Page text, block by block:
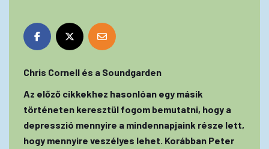
Chris Cornell és a Soundgarden
Az előző cikkekhez hasonlóan egy másik
történeten keresztül fogom bemutatni, hogy a
depresszió mennyire a mindennapjaink része lett,
hogy mennyire veszélyes lehet. Korábban Peter